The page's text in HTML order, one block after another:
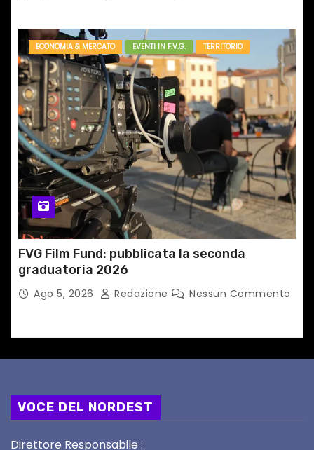
ECONOMIA & MERCATO EVENTI IN F.V.G. TERRITORIO
FVG Film Fund: pubblicata la seconda
graduatoria 2026
Ago 5, 2026 Redazione Nessun Commento
VOCE DEL NORDEST
Direttore Responsabile :